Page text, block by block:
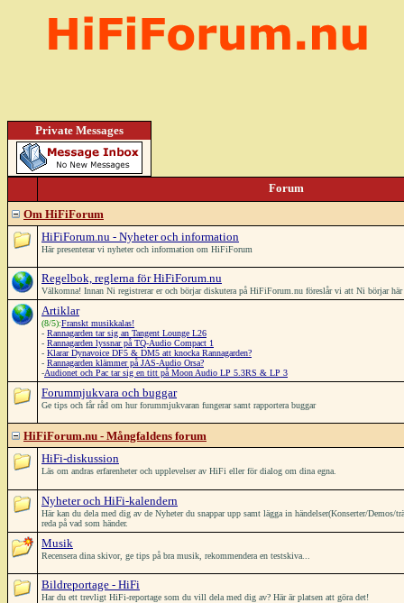
Private Messages
Forum
Om HiFiForum
HiFiForum.nu - Nyheter och information
Här presenterar vi nyheter och information om HiFiForum
Regelbok, reglerna för HiFiForum.nu
Välkomna! Innan Ni registrerar er och börjar diskutera på HiFiForum.nu föreslår vi att Ni börjar
Artiklar
(8/5):Franskt musikkalas!
- Rannagarden tar sig an Tangent Lounge L26
- Rannagarden lyssnar på TQ-Audio Compact 1
- Klarar Dynavoice DF5 & DM5 att knocka Rannagarden?
- Rannagarden klämmer på JAS-Audio Orsa?
-Audionet och Pac tar sig en titt på Moon Audio LP 5.3RS & LP 3
Forummjukvara och buggar
Ge tips och får råd om hur forummjukvaran fungerar samt rapportera buggar
HiFiForum.nu - Mångfaldens forum
HiFi-diskussion
Läs om andras erfarenheter och upplevelser av HiFi eller för dialog om dina egna.
Nyheter och HiFi-kalendern
Här kan du dela med dig av de Nyheter du snappar upp samt lägga in händelser(Konserter/Demos/
reda på vad som händer.
Musik
Recensera dina skivor, ge tips på bra musik, rekommendera en testskiva...
Bildreportage - HiFi
Har du ett trevligt HiFi-reportage som du vill dela med dig av? Här är platsen att göra det!